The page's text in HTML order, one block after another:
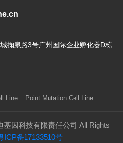
掬泉路3号广州国际企业孵化器D栋
Line Point Mutation Cell Line
基因科技有限责任公司 All Rights
ICP备17133510号